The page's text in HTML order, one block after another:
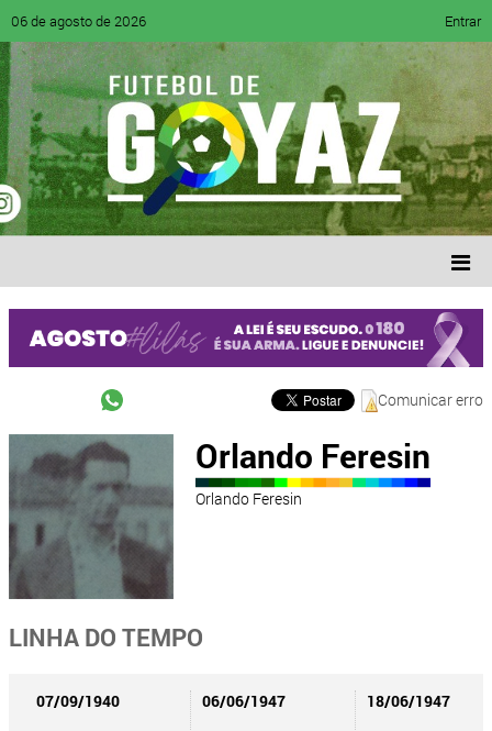
06 de agosto de 2026 Entrar
Comunicar erro
Orlando Feresin
Orlando Feresin
LINHA DO TEMPO
07/09/1940
06/06/1947
18/06/1947